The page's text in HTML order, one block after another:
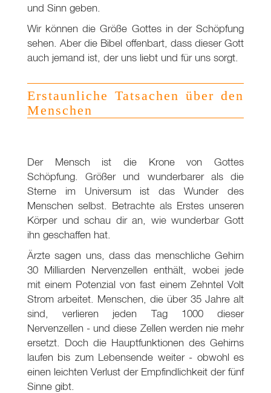
und Sinn geben.
Wir können die Größe Gottes in der Schöpfung
sehen. Aber die Bibel offenbart, dass dieser Gott
auch jemand ist, der uns liebt und für uns sorgt.
Erstaunliche Tatsachen über den
Menschen
Der Mensch ist die Krone von Gottes
Schöpfung. Größer und wunderbarer als die
Sterne im Universum ist das Wunder des
Menschen selbst. Betrachte als Erstes unseren
Körper und schau dir an, wie wunderbar Gott
ihn geschaffen hat.
Ärzte sagen uns, dass das menschliche Gehirn
30 Milliarden Nervenzellen enthält, wobei jede
mit einem Potenzial von fast einem Zehntel Volt
Strom arbeitet. Menschen, die über 35 Jahre alt
sind, verlieren jeden Tag 1000 dieser
Nervenzellen - und diese Zellen werden nie mehr
ersetzt. Doch die Hauptfunktionen des Gehirns
laufen bis zum Lebensende weiter - obwohl es
einen leichten Verlust der Empfindlichkeit der fünf
Sinne gibt.